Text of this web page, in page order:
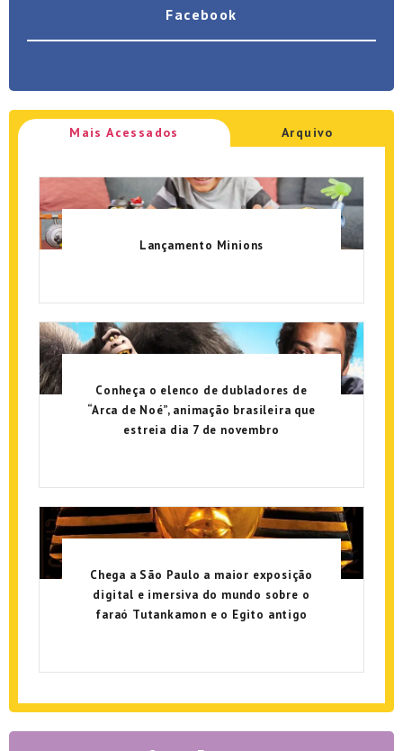
Facebook
Mais Acessados Arquivo
Lançamento Minions
Conheça o elenco de dubladores de
“Arca de Noé”, animação brasileira que
estreia dia 7 de novembro
Chega a São Paulo a maior exposição
digital e imersiva do mundo sobre o
faraó Tutankamon e o Egito antigo